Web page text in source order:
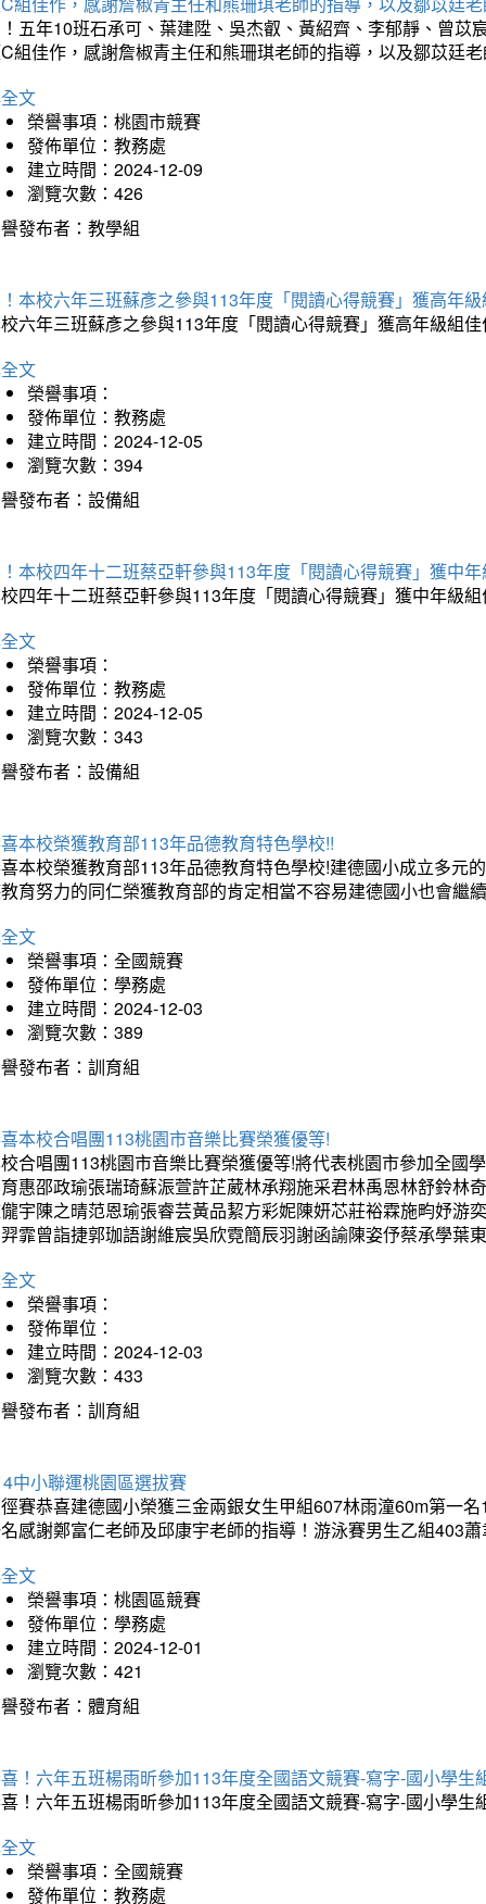
五年10班石承可、葉建陞、吳杰叡、黃紹齊、李郁靜、曾
組佳作，感謝詹椒青主任和熊珊琪老師的指導，以及鄒苡廷
文
榮譽事項：桃園市競賽
發佈單位：教務處
建立時間：2024-12-09
瀏覽次數：426
發布者：教學組
本校六年三班蘇彥之參與113年度「閱讀心得競賽」獲高年
六年三班蘇彥之參與113年度「閱讀心得競賽」獲高年級組
文
榮譽事項：
發佈單位：教務處
建立時間：2024-12-05
瀏覽次數：394
發布者：設備組
本校四年十二班蔡亞軒參與113年度「閱讀心得競賽」獲中
四年十二班蔡亞軒參與113年度「閱讀心得競賽」獲中年級
文
榮譽事項：
發佈單位：教務處
建立時間：2024-12-05
瀏覽次數：343
發布者：設備組
本校榮獲教育部113年品德教育特色學校!!
本校榮獲教育部113年品德教育特色學校!建德國小成立多元
育努力的同仁榮獲教育部的肯定相當不容易建德國小也會繼
文
榮譽事項：全國競賽
發佈單位：學務處
建立時間：2024-12-03
瀏覽次數：389
發布者：訓育組
本校合唱團113桃園市音樂比賽榮獲優等!
合唱團113桃園市音樂比賽榮獲優等!將代表桃園市參加全國
惠邵政瑜張瑞琦蘇浱萱許芷葳林承翔施采君林禹恩林舒鈴林
宇陳之晴范恩瑜張睿芸黃品絜方彩妮陳妍芯莊裕霖施畇妤游
霏曾詣捷郭珈語謝維宸吳欣霓簡辰羽謝函諭陳姿伃蔡承學葉
文
榮譽事項：
發佈單位：
建立時間：2024-12-03
瀏覽次數：433
發布者：訓育組
中小聯運桃園區選拔賽
賽恭喜建德國小榮獲三金兩銀女生甲組607林雨潼60m第一
感謝鄭富仁老師及邱康宇老師的指導！游泳賽男生乙組403
文
榮譽事項：桃園區競賽
發佈單位：學務處
建立時間：2024-12-01
瀏覽次數：421
發布者：體育組
！六年五班楊雨昕參加113年度全國語文競賽-寫字-國小學
！六年五班楊雨昕參加113年度全國語文競賽-寫字-國小學
文
榮譽事項：全國競賽
發佈單位：教務處